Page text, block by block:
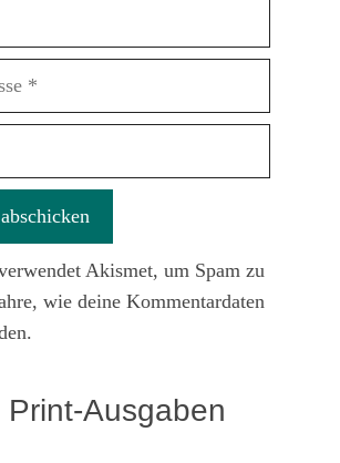
Akismet, um Spam zu
wie deine Kommentardaten
Ausgaben